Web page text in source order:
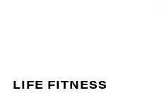
LIFE FITNESS